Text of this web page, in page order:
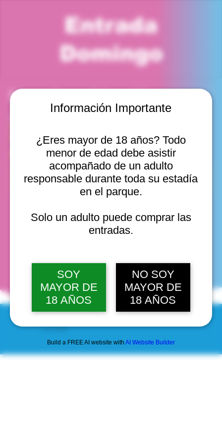
Información Importante
¿Eres mayor de 18 años? Todo
menor de edad debe asistir
acompañado de un adulto
responsable durante toda su estadía
en el parque.
Solo un adulto puede comprar las
entradas.
SOY
MAYOR DE
18 AÑOS
NO SOY
MAYOR DE
18 AÑOS
Build a FREE AI website with AI Website Builder
Entrada
Domingo
Horario y ubicación
Valparaíso, Chile
Otras fechas
dom, 09 ago, 10:00 a. m.
dom, 09 ago, 11:00 a. m.
dom, 09 ago, 12:00 p. m.
Ver 20
fechas